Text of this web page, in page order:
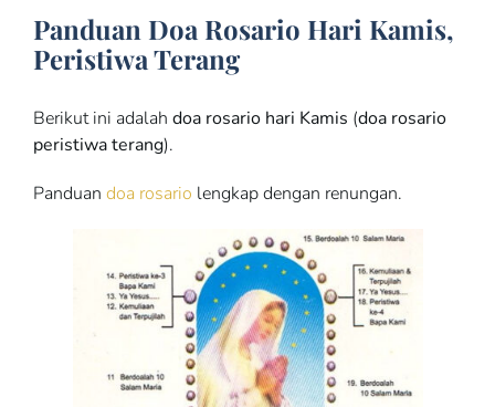
Panduan Doa Rosario Hari Kamis,
Peristiwa Terang
Berikut ini adalah doa rosario hari Kamis (doa rosario
peristiwa terang).
Panduan doa rosario lengkap dengan renungan.